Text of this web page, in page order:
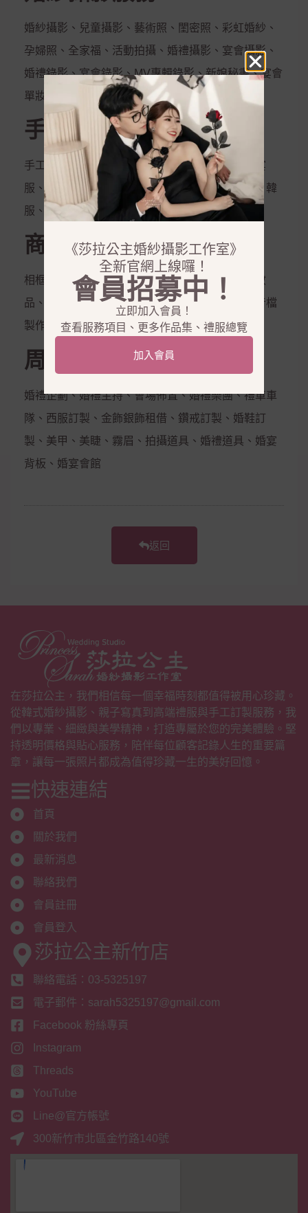
婚紗攝影、兒童攝影、藝術照、閨密照、彩虹婚紗、
孕婦照、全家福、活動拍攝、婚禮攝影、宴會攝影、
婚禮錄影、宴會錄影、MV專輯錄影、新娘秘書、宴會
單妝
手工禮服出租
手工白紗、手工晚禮服、紳士西服、媽媽服、晚宴
服、伴娘服、孕婦禮服、秀和服、龍鳳掛、唐服、韓
服、花童服
商品銷售
相框、相本、雜誌本、喜帖、定妝液、控油保濕妝
品、隱形內衣、新娘捧花、拍照鮮花束，電子影音檔
製作
周邊合作
婚禮企劃、婚禮主持、會場佈置、婚禮樂團、禮車車
隊、西服訂製、金飾銀飾租借、鑽戒訂製、婚鞋訂
製、美甲、美睫、霧眉、拍攝道具、婚禮道具、婚宴
背板、婚宴會館
返回
在莎拉公主，我們相信每一個幸福時刻都值得被用心珍藏。
從韓式婚紗攝影、親子寫真到高端禮服與手工訂製服務，我
們以專業、細緻與美學精神，打造專屬於您的完美體驗。堅
持透明價格與貼心服務，陪伴每位顧客記錄人生的重要篇
章，讓每一張照片都成為值得珍藏一生的美好回憶。
快速連結
首頁
關於我們
最新消息
聯絡我們
會員註冊
會員登入
莎拉公主新竹店
聯絡電話：03-5325197
電子郵件：sarah5325197@gmail.com
Facebook 粉絲專頁
Instagram
Threads
YouTube
Line@官方帳號
300新竹市北區金竹路140號
《莎拉公主婚紗攝影工作室》
全新官網上線囉！
會員招募中！
立即加入會員！
查看服務項目、更多作品集、禮服總覽
加入會員